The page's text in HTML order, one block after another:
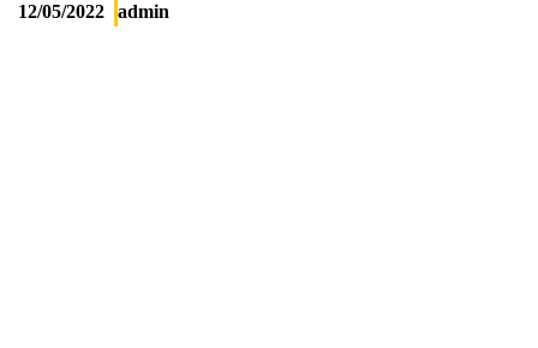
12/05/2022 admin